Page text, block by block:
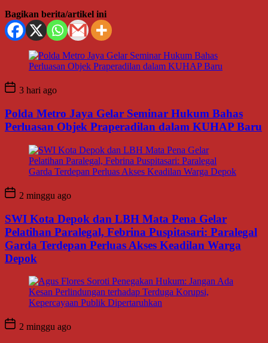
Bagikan berita/artikel ini
3 hari ago
Polda Metro Jaya Gelar Seminar Hukum Bahas
Perluasan Objek Praperadilan dalam KUHAP Baru
2 minggu ago
SWI Kota Depok dan LBH Mata Pena Gelar
Pelatihan Paralegal, Febrina Puspitasari: Paralegal
Garda Terdepan Perluas Akses Keadilan Warga
Depok
2 minggu ago